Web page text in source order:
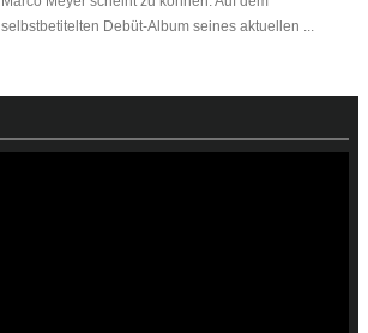
selbstbetitelten Debüt-Album seines aktuellen ...